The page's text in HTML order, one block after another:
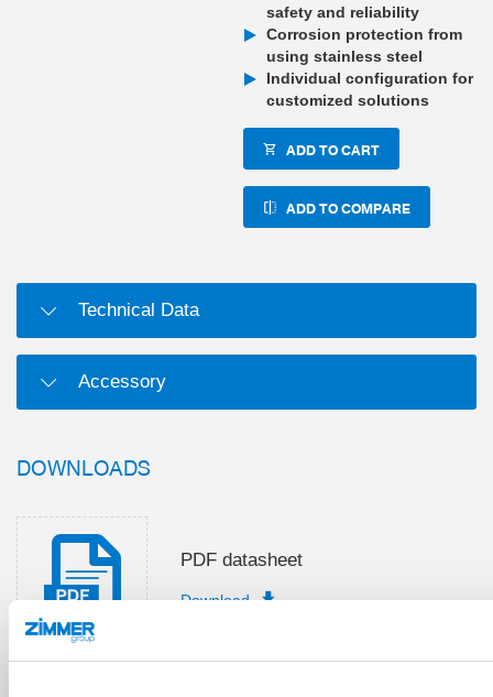
safety and reliability
Corrosion protection from
using stainless steel
Individual configuration for
customized solutions
ADD TO CART
ADD TO COMPARE
Technical Data
Accessory
DOWNLOADS
PDF datasheet
Download